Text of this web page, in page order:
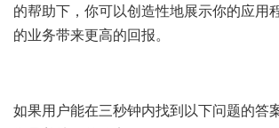
的帮助下，你可以创造性地展示你的应用
的业务带来更高的回报。
如果用户能在三秒钟内找到以下问题的答